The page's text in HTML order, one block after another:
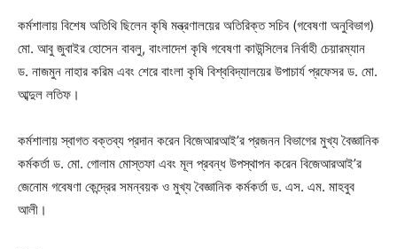
কর্মশালায় বিশেষ অতিথি ছিলেন কৃষি মন্ত্রণালয়ের অতিরিক্ত সচিব (গবেষণা অনুবিভাগ)
মো. আবু জুবাইর হোসেন বাবলু, বাংলাদেশ কৃষি গবেষণা কাউন্সিলের নির্বাহী চেয়ারম্যান
ড. নাজমুন নাহার করিম এবং শেরে বাংলা কৃষি বিশ্ববিদ্যালয়ের উপাচার্য প্রফেসর ড. মো.
আব্দুল লতিফ।
কর্মশালায় স্বাগত বক্তব্য প্রদান করেন বিজেআরআই’র প্রজনন বিভাগের মুখ্য বৈজ্ঞানিক
কর্মকর্তা ড. মো. গোলাম মোস্তফা এবং মূল প্রবন্ধ উপস্থাপন করেন বিজেআরআই’র
জেনোম গবেষণা কেন্দ্রের সমন্বয়ক ও মুখ্য বৈজ্ঞানিক কর্মকর্তা ড. এস. এম. মাহবুব
আলী।